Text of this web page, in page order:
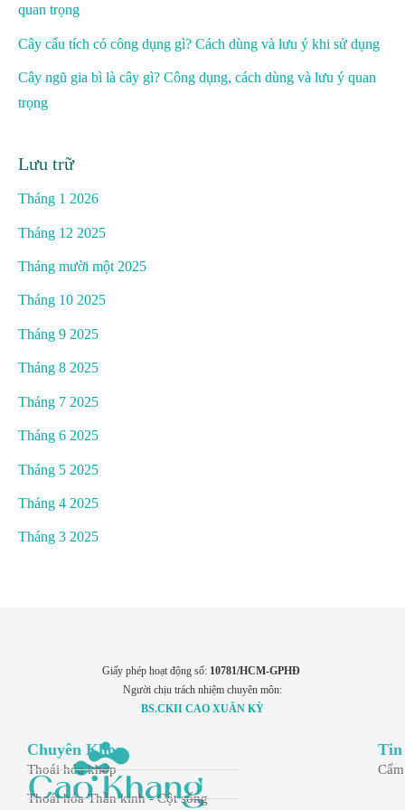
quan trọng
Cây cẩu tích có công dụng gì? Cách dùng và lưu ý khi sử dụng
Cây ngũ gia bì là cây gì? Công dụng, cách dùng và lưu ý quan
trọng
Lưu trữ
Tháng 1 2026
Tháng 12 2025
Tháng mười một 2025
Tháng 10 2025
Tháng 9 2025
Tháng 8 2025
Tháng 7 2025
Tháng 6 2025
Tháng 5 2025
Tháng 4 2025
Tháng 3 2025
Giấy phép hoạt động số: 10781/HCM-GPHĐ
Người chịu trách nhiệm chuyên môn:
BS.CKII CAO XUÂN KỲ
Chuyên Khoa
Thoái hóa khớp
Thoái hóa Thần kinh - Cột sống
Tin